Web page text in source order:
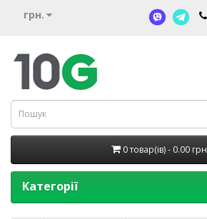
грн.
0 товар(ів) - 0.00
Категорії